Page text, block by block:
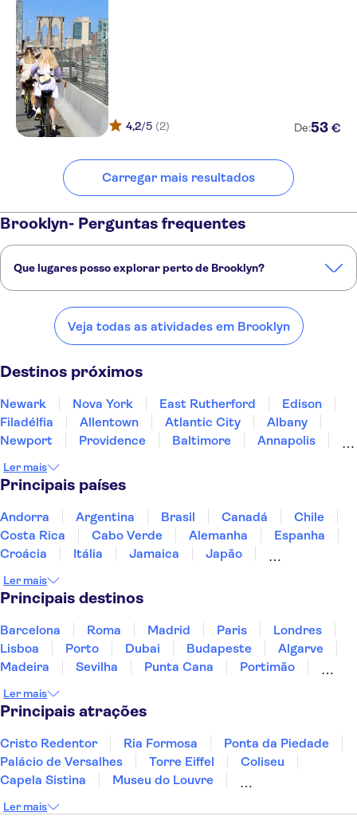
4,2/5 (2) De:53 €
Carregar mais resultados
Brooklyn- Perguntas frequentes
Que lugares posso explorar perto de Brooklyn?
Brooklyn:
Nova York Filadélfia
Veja todas as atividades em Brooklyn
Destinos próximos
Newark Nova York East Rutherford
Edison
Filadélfia
Allentown Atlantic City
Albany
Newport
Providence Baltimore
Annapolis
Ler mais
Principais países
Andorra Argentina Brasil Canadá
Chile
Costa Rica
Cabo Verde Alemanha
Espanha
Croácia
Itália Jamaica
Japão
Portugal
Singapura
Ler mais
Principais destinos
Barcelona Roma Madrid Paris
Londres
Lisboa
Porto Dubai Budapeste
Algarve
Madeira
Sevilha Punta Cana
Portimão
Sesimbra
Ler mais
Principais atrações
Cristo Redentor Ria Formosa
Ponta da Piedade
Palácio de Versalhes
Torre Eiffel
Coliseu
Capela Sistina
Museu do Louvre
Torre de Belém
Caminito del Rey
Ler mais